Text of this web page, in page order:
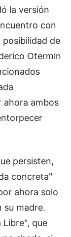
la versión
con
posibilidad de
Otermin
ahora ambos
persisten,
concreta"
ahora solo
su madre.
Libre", que